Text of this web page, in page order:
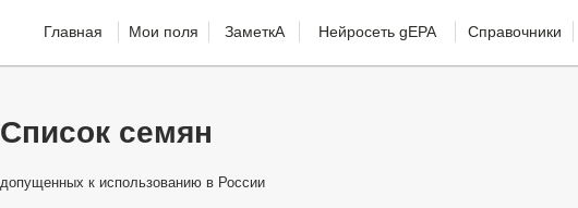
Главная Мои поля ЗаметкА Нейросеть gEPA Справочники
Список семян
допущенных к использованию в России